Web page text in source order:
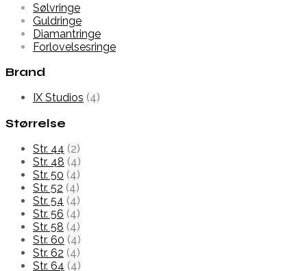
Sølvringe
Guldringe
Diamantringe
Forlovelsesringe
Brand
IX Studios (4)
Størrelse
Str. 44 (2)
Str. 48 (4)
Str. 50 (4)
Str. 52 (4)
Str. 54 (4)
Str. 56 (4)
Str. 58 (4)
Str. 60 (4)
Str. 62 (4)
Str. 64 (4)